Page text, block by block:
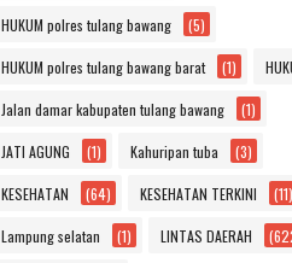
HUKUM polres tulang bawang (5)
HUKUM polres tulang bawang barat (1)
Jalan damar kabupaten tulang bawang (1)
JATI AGUNG (1) Kahuripan tuba (3)
KESEHATAN (64) KESEHATAN TERKINI (11)
Lampung selatan (1) LINTAS DAERAH